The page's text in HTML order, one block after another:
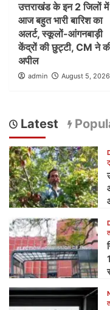
उत्तराखंड के इन 2 जिलों में
आज बहुत भारी बारिश का
अलर्ट, स्कूलों-आंगनबाड़ी
केंद्रों की छुट्टी, CM ने
अपील
admin August 5, 2026
Latest